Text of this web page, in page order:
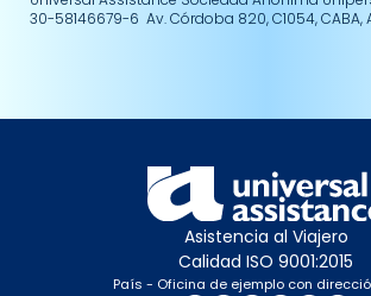
30-58146679-6 Av. Córdoba 820, C1054, CABA,
Asistencia al Viajero
Calidad ISO 9001:2015
País - Oficina de ejemplo con